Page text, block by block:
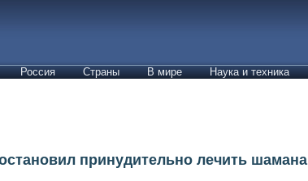
Россия Страны В мире Наука и техника
принудительно лечить шамана